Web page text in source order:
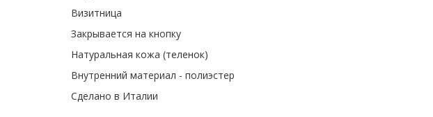
Визитница
Закрывается на кнопку
Натуральная кожа (теленок)
Внутренний материал - полиэстер
Сделано в Италии